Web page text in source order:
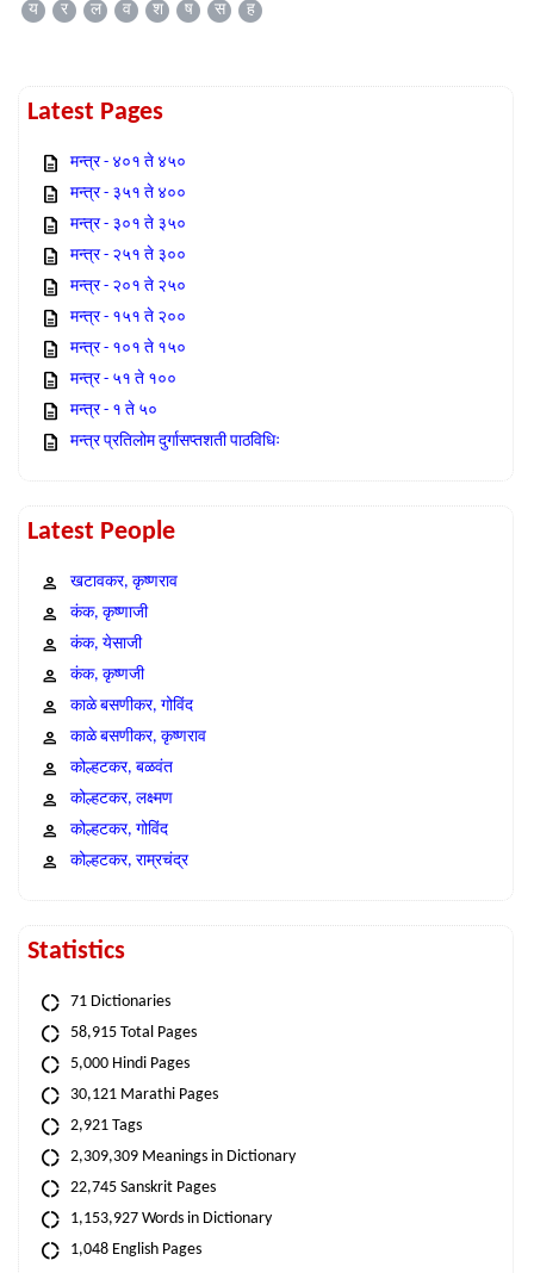
य
र ल व श ष स ह
Latest Pages
मन्त्र - ४०१ ते ४५०
मन्त्र - ३५१ ते ४००
मन्त्र - ३०१ ते ३५०
मन्त्र - २५१ ते ३००
मन्त्र - २०१ ते २५०
मन्त्र - १५१ ते २००
मन्त्र - १०१ ते १५०
मन्त्र - ५१ ते १००
मन्त्र - १ ते ५०
मन्त्र प्रतिलोम दुर्गासप्तशती पाठविधिः
Latest People
खटावकर, कृष्णराव
कंक, कृष्णाजी
कंक, येसाजी
कंक, कृष्णजी
काळे बसणीकर, गोविंद
काळे बसणीकर, कृष्णराव
कोल्हटकर, बळवंत
कोल्हटकर, लक्ष्मण
कोल्हटकर, गोविंद
कोल्हटकर, राम्रचंद्र
Statistics
71 Dictionaries
58,915 Total Pages
5,000 Hindi Pages
30,121 Marathi Pages
2,921 Tags
2,309,309 Meanings in Dictionary
22,745 Sanskrit Pages
1,153,927 Words in Dictionary
1,048 English Pages